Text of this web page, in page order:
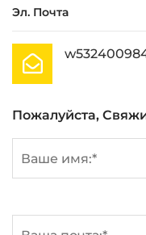
Эл. Почта
Пожалуйста,